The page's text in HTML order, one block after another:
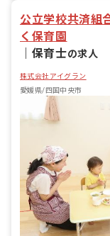
産休育休制度
公立学校共済組
く保育園
保育士の求人
株式会社アイグラン
愛媛県/四国中央市